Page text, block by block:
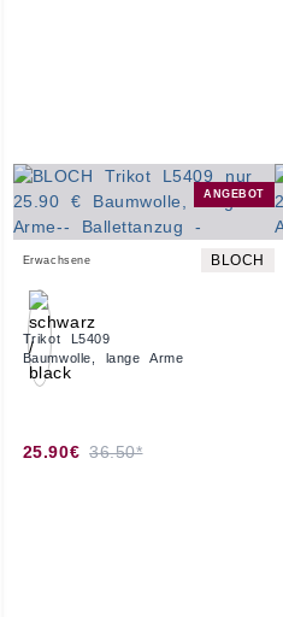
ANGEBOT
Erwachsene BLOCH
Trikot L5409
Baumwolle, lange Arme
25.90€ 36.50*